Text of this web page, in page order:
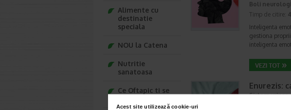
Acest site utilizează cookie-uri
Boli
Timp de citire:
Inteligenta
gestiona
inteligenta
Enurezis:
Sistem urinar
Alimente cu
destinatie
speciala
NOU la Catena
Nutritie
sanatoasa
Ce Oftapic ti se